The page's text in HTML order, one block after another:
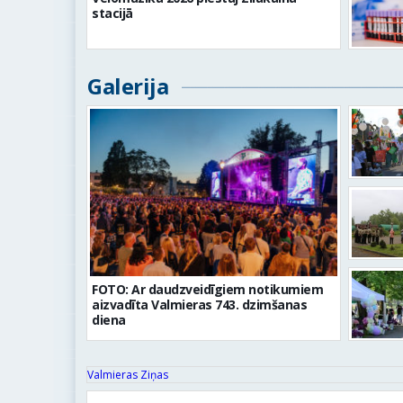
stacijā
Galerija
FOTO: Ar daudzveidīgiem notikumiem
aizvadīta Valmieras 743. dzimšanas
diena
Valmieras Ziņas